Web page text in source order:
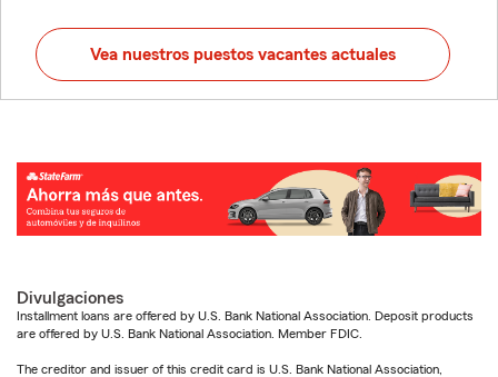
Vea nuestros puestos vacantes actuales
Divulgaciones
Installment loans are offered by U.S. Bank National Association. Deposit products
are offered by U.S. Bank National Association. Member FDIC.
The creditor and issuer of this credit card is U.S. Bank National Association,